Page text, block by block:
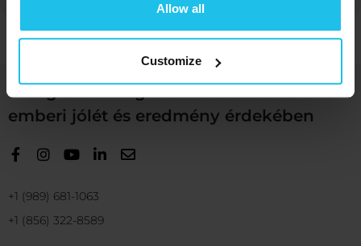
Allow all
Customize
Energetikai megoldásokat kínálunk az
emberi jólét és eredmény érdekében
+1 (989) 681-1063
+1 (856) 322-8589